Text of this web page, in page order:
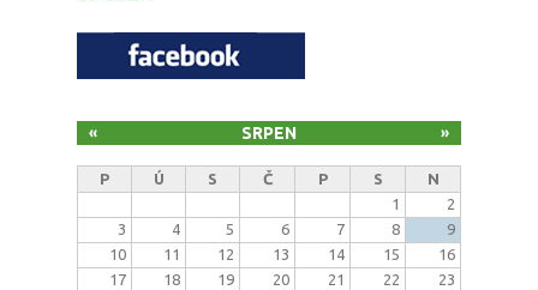
SRPEN
« »
P Ú S Č P S
N
1
2
3
4 5 6 7 8
9
10
11 12 13 14 15
16
17
18 19 20 21 22
23